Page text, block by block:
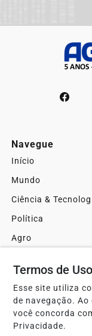
Navegue
Início
Mundo
Ciência &
Política
Agro
Esportes
Cultura
Sobre
Termos de
Esse site utiliza
de navegação.
você concorda
Privacidade.